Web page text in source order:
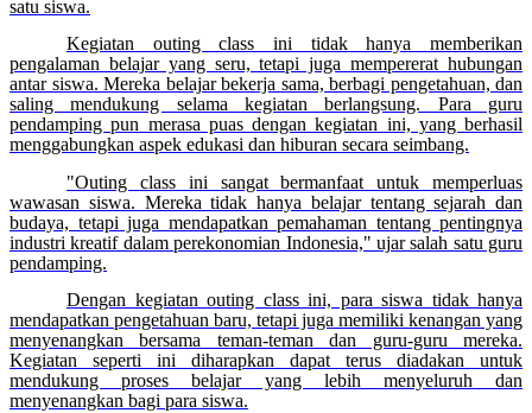
satu siswa.
Kegiatan outing class ini tidak hanya memberikan
pengalaman belajar yang seru, tetapi juga mempererat hubungan
antar siswa. Mereka belajar bekerja sama, berbagi pengetahuan, dan
saling mendukung selama kegiatan berlangsung. Para guru
pendamping pun merasa puas dengan kegiatan ini, yang berhasil
menggabungkan aspek edukasi dan hiburan secara seimbang.
"Outing class ini sangat bermanfaat untuk memperluas
wawasan siswa. Mereka tidak hanya belajar tentang sejarah dan
budaya, tetapi juga mendapatkan pemahaman tentang pentingnya
industri kreatif dalam perekonomian Indonesia," ujar salah satu guru
pendamping.
Dengan kegiatan outing class ini, para siswa tidak hanya
mendapatkan pengetahuan baru, tetapi juga memiliki kenangan yang
menyenangkan bersama teman-teman dan guru-guru mereka.
Kegiatan seperti ini diharapkan dapat terus diadakan untuk
mendukung proses belajar yang lebih menyeluruh dan
menyenangkan bagi para siswa.